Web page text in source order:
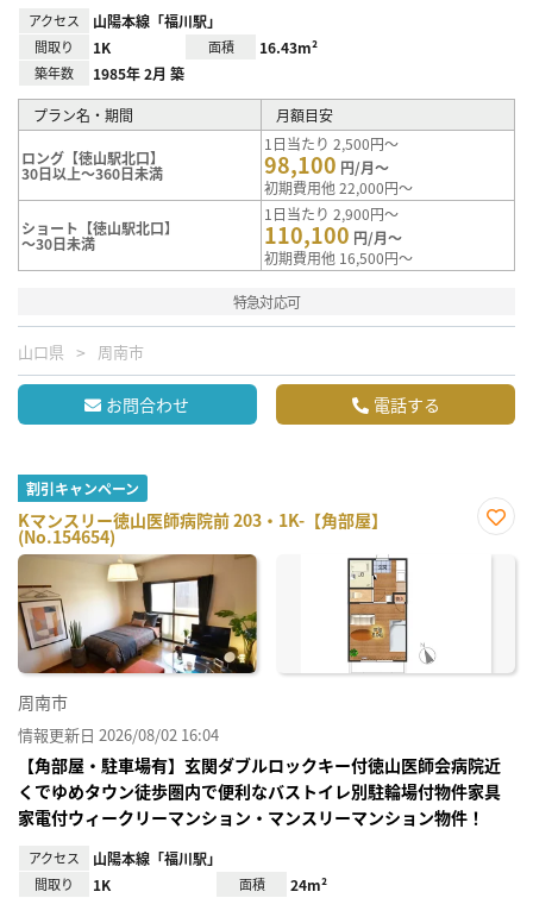
アクセス 山陽本線「福川駅」
間取り 1K 面積 16.43m²
築年数 1985年 2月 築
プラン名・期間 月額目安
ロング【徳山駅北口】
30日以上～360日未満
1日当たり 2,500円～
98,100 円/月～
初期費用他 22,000円～
ショート【徳山駅北口】
～30日未満
1日当たり 2,900円～
110,100 円/月～
初期費用他 16,500円～
特急対応可
山口県 周南市
お問合わせ 電話する
割引キャンペーン
Kマンスリー徳山医師病院前 203・1K-【角部屋】
(No.154654)
に入
周南市
情報更新日 2026/08/02 16:04
【角部屋・駐車場有】玄関ダブルロックキー付徳山医師会病院近
くでゆめタウン徒歩圏内で便利なバストイレ別駐輪場付物件家具
家電付ウィークリーマンション・マンスリーマンション物件！
アクセス 山陽本線「福川駅」
間取り 1K 面積 24m²